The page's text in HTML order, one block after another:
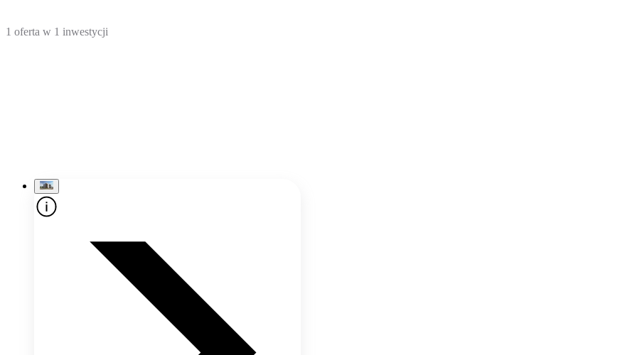
1 oferta w 1 inwestycji